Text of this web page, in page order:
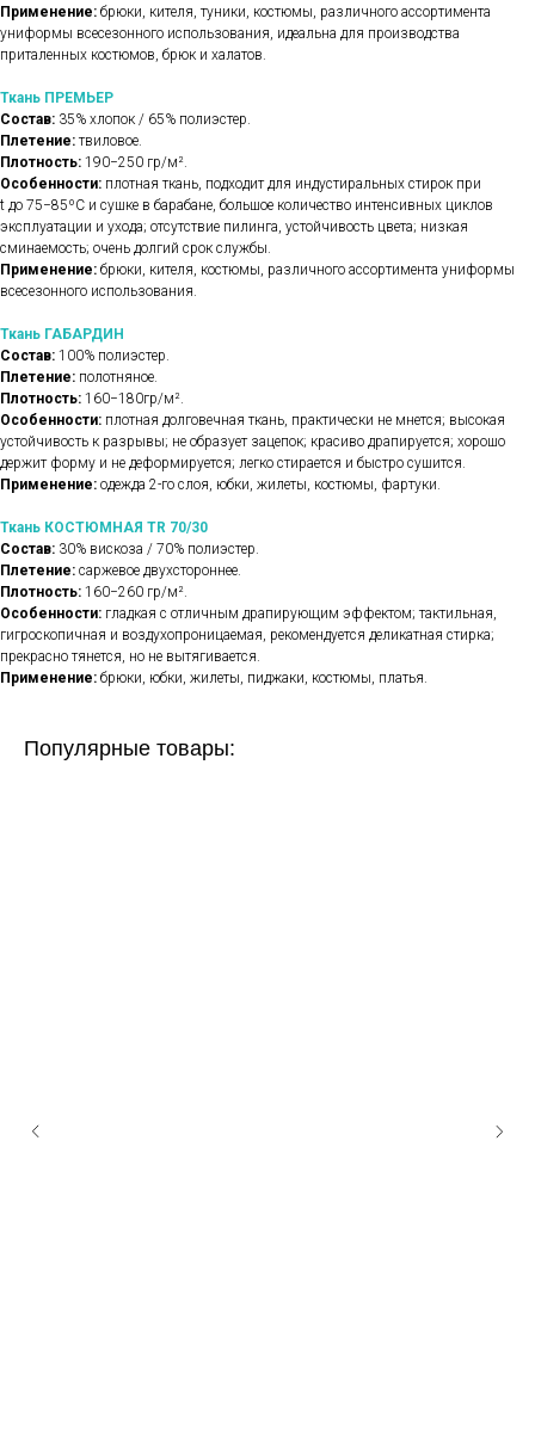
Применение: брюки, кителя, туники, костюмы, различного ассортимента
униформы всесезонного использования, идеальна для производства
приталенных костюмов, брюк и халатов.
Ткань ПРЕМЬЕР
Состав: 35% хлопок / 65% полиэстер.
Плетение: твиловое.
Плотность: 190−250 гр/м².
Особенности: плотная ткань, подходит для индустиральных стирок при
t до 75−85ºС и сушке в барабане, большое количество интенсивных циклов
эксплуатации и ухода; отсутствие пилинга, устойчивость цвета; низкая
сминаемость; очень долгий срок службы.
Применение: брюки, кителя, костюмы, различного ассортимента униформы
всесезонного использования.
Ткань ГАБАРДИН
Состав: 100% полиэстер.
Плетение: полотняное.
Плотность: 160−180гр/м².
Особенности: плотная долговечная ткань, практически не мнется; высокая
устойчивость к разрывы; не образует зацепок; красиво драпируется; хорошо
держит форму и не деформируется; легко стирается и быстро сушится.
Применение: одежда 2-го слоя, юбки, жилеты, костюмы, фартуки.
Ткань КОСТЮМНАЯ TR 70/30
Состав: 30% вискоза / 70% полиэстер.
Плетение: саржевое двухстороннее.
Плотность: 160−260 гр/м².
Особенности: гладкая с отличным драпирующим эффектом; тактильная,
гигроскопичная и воздухопроницаемая, рекомендуется деликатная стирка;
прекрасно тянется, но не вытягивается.
Применение: брюки, юбки, жилеты, пиджаки, костюмы, платья.
Популярные товары: